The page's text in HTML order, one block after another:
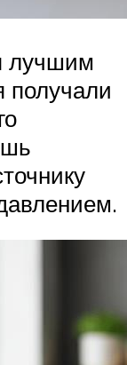
лучшим
получали